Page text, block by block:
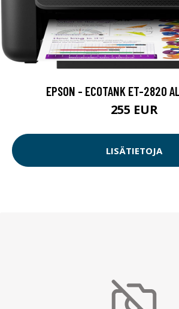
EPSON - ECOTANK ET-2820
255 EUR
LISÄTIETOJA